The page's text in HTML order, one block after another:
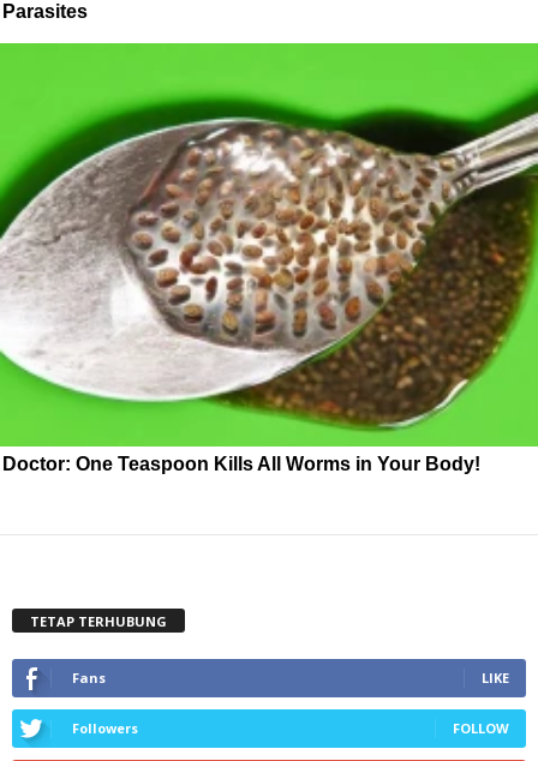
Parasites
Doctor: One Teaspoon Kills All Worms in Your Body!
TETAP TERHUBUNG
Fans LIKE
Followers FOLLOW